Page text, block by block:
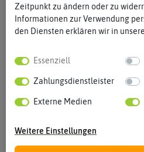
Vergrößern
Zeitpunkt zu ändern oder zu
Informationen zur Verwendung
den Diensten erklären wir in
Essenziell
Zahlungsdienstleister
Externe Medien
Weitere Einstellungen